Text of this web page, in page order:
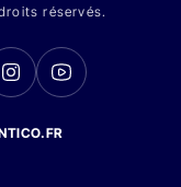
réservés.